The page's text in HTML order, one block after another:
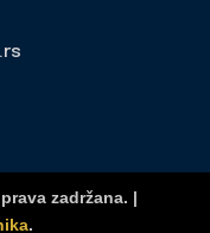
zadržana. |
.